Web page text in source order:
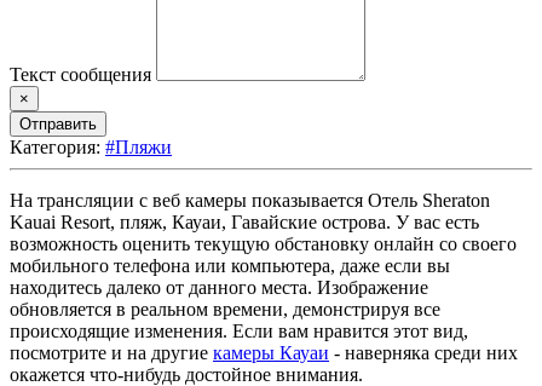
Текст сообщения
×
Отправить
Категория: #Пляжи
На трансляции с веб камеры показывается Отель Sheraton
Kauai Resort, пляж, Кауаи, Гавайские острова. У вас есть
возможность оценить текущую обстановку онлайн со своего
мобильного телефона или компьютера, даже если вы
находитесь далеко от данного места. Изображение
обновляется в реальном времени, демонстрируя все
происходящие изменения. Если вам нравится этот вид,
посмотрите и на другие камеры Кауаи - наверняка среди них
окажется что-нибудь достойное внимания.